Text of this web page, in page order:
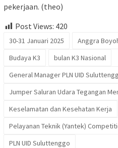
pekerjaan. (theo)
Post Views: 420
30-31 Januari 2025 Anggra
Budaya K3
bulan K3 Nasional
General Manager PLN UID
Jumper Saluran Udara Tegangan
Keselamatan dan Kesehatan Kerja
Pelayanan Teknik (Yantek)
PLN UID Suluttenggo